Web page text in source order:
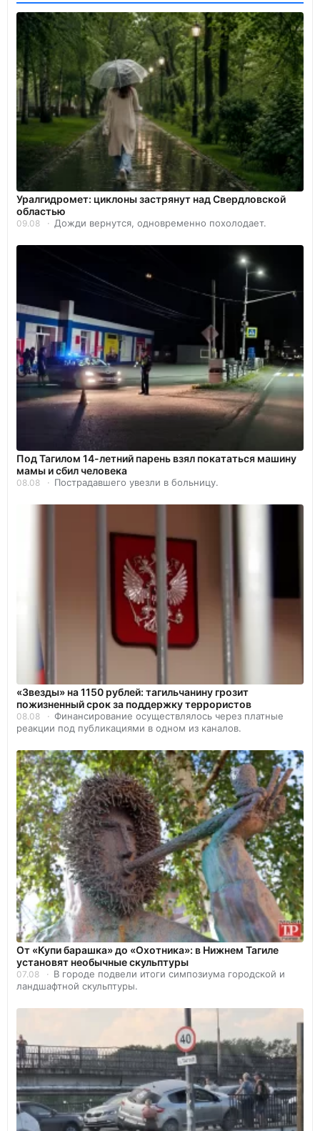
Уралгидромет: циклоны застрянут над Свердловской
областью
09.08 Дожди вернутся, одновременно похолодает.
Под Тагилом 14-летний парень взял покататься машину
мамы и сбил человека
08.08 Пострадавшего увезли в больницу.
«Звезды» на 1150 рублей: тагильчанину грозит
пожизненный срок за поддержку террористов
08.08
Финансирование осуществлялось через платные
реакции под публикациями в одном из каналов.
От «Купи барашка» до «Охотника»: в Нижнем Тагиле
установят необычные скульптуры
07.08
В городе подвели итоги симпозиума городской и
ландшафтной скульптуры.